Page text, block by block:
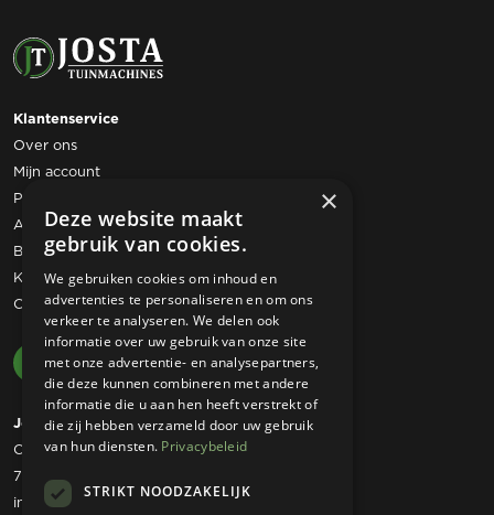
Klantenservice
Over ons
Mijn account
Privacy statement
Algemene voorwaarden
Bestelling retourneren
Klachtenregeling
Contact
Josta Tuinmachines
Ommerweg 49
7797 RC Rheezerveen
info@jostatuinmachines.nl
×
Deze website maakt
gebruik van cookies.
We gebruiken cookies om inhoud en
advertenties te personaliseren en om ons
verkeer te analyseren. We delen ook
informatie over uw gebruik van onze site
met onze advertentie- en analysepartners,
die deze kunnen combineren met andere
informatie die u aan hen heeft verstrekt of
die zij hebben verzameld door uw gebruik
van hun diensten. Privacybeleid
STRIKT NOODZAKELIJK